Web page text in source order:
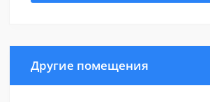
Другие помещения